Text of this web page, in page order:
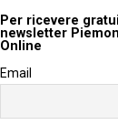
Per ricevere
newsletter
Online
Email